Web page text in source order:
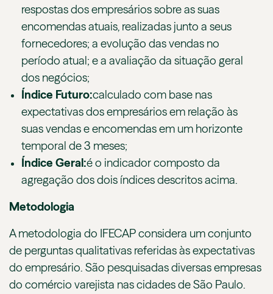
respostas dos empresários sobre as suas
encomendas atuais, realizadas junto a seus
fornecedores; a evolução das vendas no
período atual; e a avaliação da situação geral
dos negócios;
Índice Futuro:calculado com base nas
expectativas dos empresários em relação às
suas vendas e encomendas em um horizonte
temporal de 3 meses;
Índice Geral:é o indicador composto da
agregação dos dois índices descritos acima.
Metodologia
A metodologia do IFECAP considera um conjunto
de perguntas qualitativas referidas às expectativas
do empresário. São pesquisadas diversas empresas
do comércio varejista nas cidades de São Paulo.